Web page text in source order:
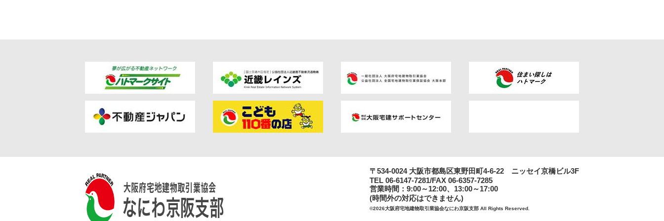
〒534-0024 大阪市都島区東野田町4-6-22 ニッセイ京橋ビル3F
TEL 06-6147-7281/FAX 06-6357-7285
営業時間：9:00～12:00、13:00～17:00
(時間外の対応はできません)
©2026大阪府宅地建物取引業協会なにわ京阪支部 All Rights Reserved.